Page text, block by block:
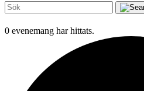
0 evenemang har hittats.